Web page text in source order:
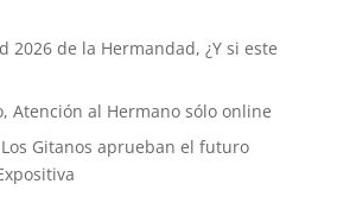
2026 de la Hermandad, ¿Y si este
Atención al Hermano sólo online
Gitanos aprueban el futuro